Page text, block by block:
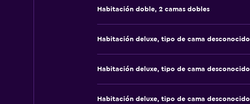
Habitación doble, 2 camas dobles
Habitación deluxe, tipo de cama desconocido
Habitación deluxe, tipo de cama desconocido
Habitación deluxe, tipo de cama desconocido